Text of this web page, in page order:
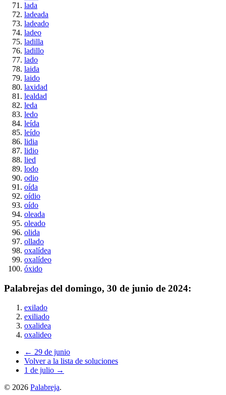
lada
ladeada
ladeado
ladeo
ladilla
ladillo
lado
laida
laido
laxidad
lealdad
leda
ledo
leída
leído
lidia
lidio
lied
lodo
odio
oída
oídio
oído
oleada
oleado
olida
ollado
oxalídea
oxalídeo
óxido
Palabrejas del domingo, 30 de junio de 2024:
exilado
exiliado
oxalidea
oxalideo
← 29 de junio
Volver a la lista de soluciones
1 de julio →
© 2026 Palabreja.